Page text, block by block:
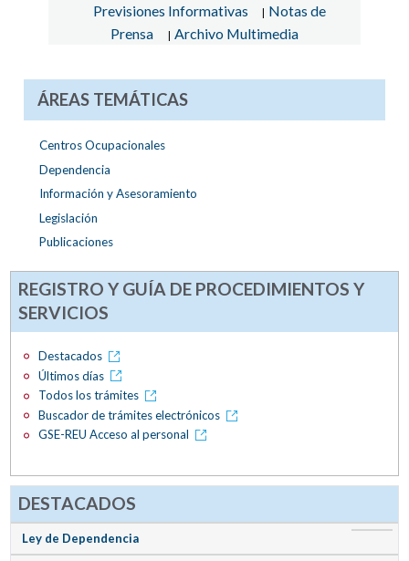
Previsiones Informativas | Notas de
Prensa
| Archivo Multimedia
ÁREAS TEMÁTICAS
Centros Ocupacionales
Dependencia
Información y Asesoramiento
Legislación
Publicaciones
REGISTRO Y GUÍA DE PROCEDIMIENTOS Y
SERVICIOS
Destacados
Últimos días
Todos los trámites
Buscador de trámites electrónicos
GSE-REU Acceso al personal
DESTACADOS
Ley de Dependencia